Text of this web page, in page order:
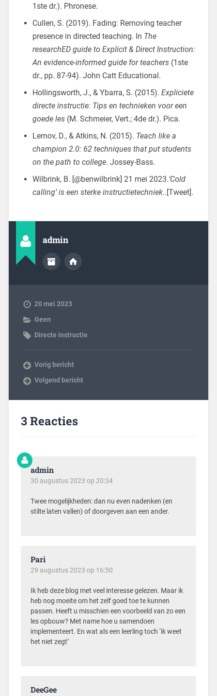
1ste dr.). Phronese.
Cullen, S. (2019). Fading: Removing teacher
presence in directed teaching. In The
researchED guide to Explicit & Direct Instruction:
An evidence-informed guide for teachers(1ste
dr., pp. 87-94). John Catt Educational.
Hollingsworth, J., & Ybarra, S. (2015). Expliciete
directe instructie: Tips en technieken voor een
goede les(M. Schmeier, Vert.; 4de dr.). Pica.
Lemov, D., & Atkins, N. (2015). Teach like a
champion 2.0: 62 techniques that put students
on the path to college. Jossey-Bass.
Wilbrink, B. [@benwilbrink] 21 mei 2023.‘Cold
calling’ is een sterke instructietechniek.. [Tweet].
admin
20 mei 2023
Geen
Directe instructie
Vorig bericht
Volgend bericht
3 Reacties
admin
30 augustus 2023 op 20:34
Twee mogelijkheden: dan nu even nadenken (en
stilte laten vallen) of doorgeven aan een ander.
Pari
29 augustus 2023 op 16:50
Ik heb deze blog met veel interesse gelezen. Maar ik
heb nog moeite om het zelf goed toe te kunnen
passen. Heeft u misschien een voorbeeld van zo een
les opbouw? Met name hoe u samendoen
implementeert. En wat als een leerling toch ‘ik weet
het niet zegt’
DeeGee